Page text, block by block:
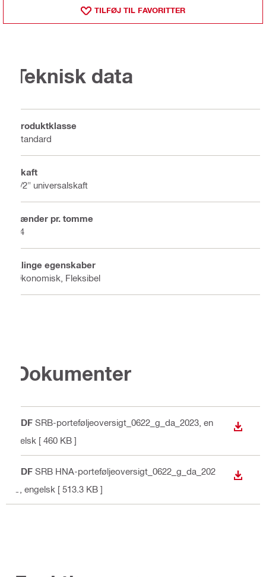
TILFØJ TIL FAVORITTER
Teknisk data
Produktklasse
Standard
Skaft
1/2" universalskaft
Tænder pr. tomme
24
Klinge egenskaber
Økonomisk, Fleksibel
Dokumenter
PDF SRB-porteføljeoversigt_0622_g_da_2023 , en
gelsk [ 460 KB ]
PDF SRB HNA-porteføljeoversigt_0622_g_da_202
, engelsk [ 513.3 KB ]